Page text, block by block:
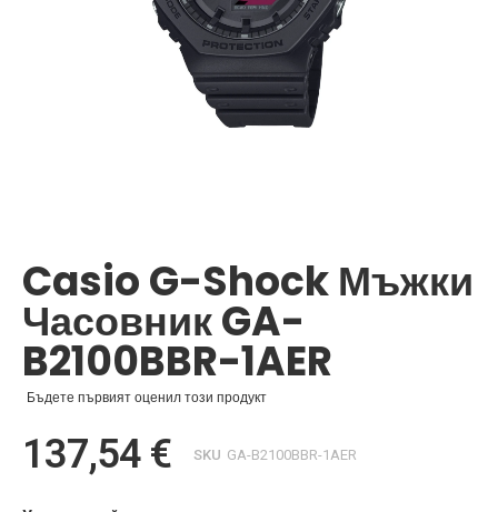
на
галерия
със
снимки
Casio G-Shock Мъжки
Часовник GA-
B2100BBR-1AER
Бъдете първият оценил този продукт
137,54 € SKU GA-B2100BBR-1AER